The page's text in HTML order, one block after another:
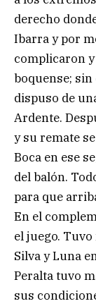
derecho
Ibarra y por
complicaron
boquense; sin
dispuso de
Ardente.
y su remate
Boca en ese
del balón.
para que
En el
el juego.
Silva y Luna
Peralta tuvo
sus